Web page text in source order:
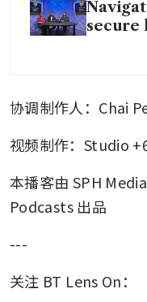
secure
协调制作人：Chai
视频制作：Studio
本播客由 SPH
Podcasts 出品
---
关注 BT Lens On：